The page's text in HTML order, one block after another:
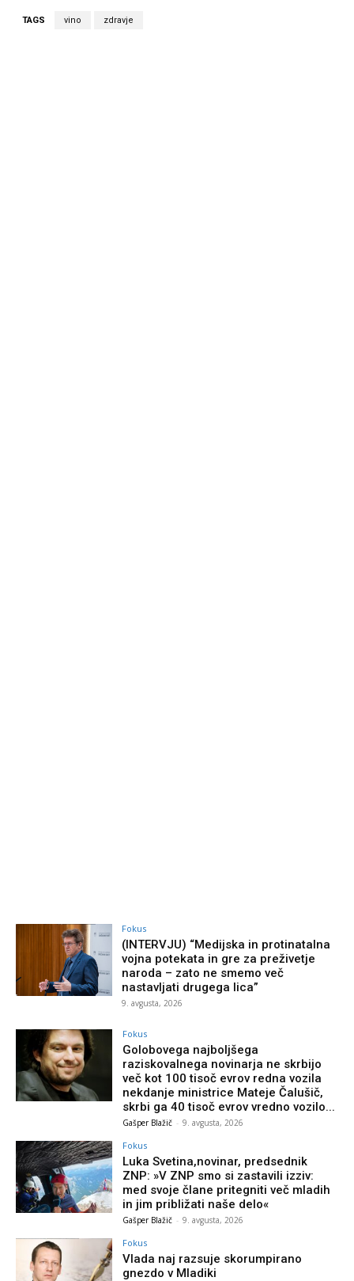
TAGS vino zdravje
Fokus
(INTERVJU) “Medijska in protinatalna
vojna potekata in gre za preživetje
naroda – zato ne smemo več
nastavljati drugega lica”
9. avgusta, 2026
Fokus
Golobovega najboljšega
raziskovalnega novinarja ne skrbijo
več kot 100 tisoč evrov redna vozila
nekdanje ministrice Mateje Čalušič,
skrbi ga 40 tisoč evrov vredno vozilo...
Gašper Blažič - 9. avgusta, 2026
Fokus
Luka Svetina,novinar, predsednik
ZNP: »V ZNP smo si zastavili izziv:
med svoje člane pritegniti več mladih
in jim približati naše delo«
Gašper Blažič - 9. avgusta, 2026
Fokus
Vlada naj razsuje skorumpirano
gnezdo v Mladiki